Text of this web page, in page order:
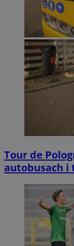
Tour de
autobusach i